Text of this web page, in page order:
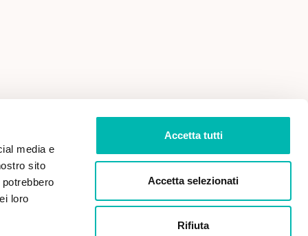
media e
sito
loro
Accetta tutti
Accetta selezionati
Rifiuta